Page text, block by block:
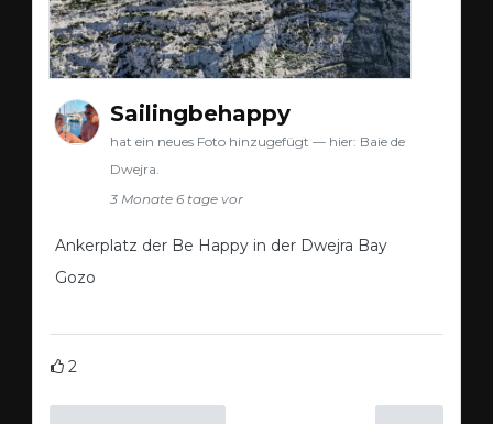
Sailingbehappy
hat ein neues Foto hinzugefügt — hier: Baie de
Dwejra.
3 Monate 6 tage vor
Ankerplatz der Be Happy in der Dwejra Bay
Gozo
2